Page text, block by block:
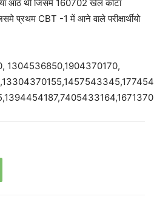
आठ थी जिसमे 160702 खेल कोटा
प्रथम CBT -1 में आने वाले परीक्षार्थीयो
1304536850,1904370170,